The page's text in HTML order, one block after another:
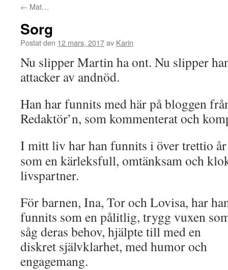
← Mat…
Sorg
Postat den 12 mars, 2017av Karin
Nu slipper Martin ha ont. Nu slipper
attacker av andnöd.
Han har funnits med här på bloggen
Redaktör’n, som kommenterat och
I mitt liv har han funnits i över trettio år
som en kärleksfull, omtänksam och
livspartner.
För barnen, Ina, Tor och Lovisa, har
funnits som en pålitlig, trygg vuxen
såg deras behov, hjälpte till med en
diskret självklarhet, med humor och
engagemang.